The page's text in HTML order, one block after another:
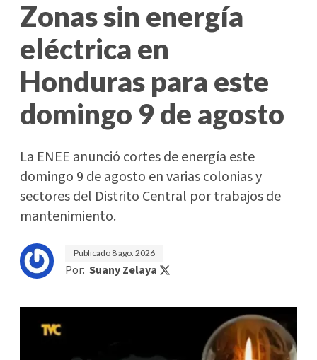
Zonas sin energía
eléctrica en
Honduras para este
domingo 9 de agosto
La ENEE anunció cortes de energía este
domingo 9 de agosto en varias colonias y
sectores del Distrito Central por trabajos de
mantenimiento.
Publicado 8 ago. 2026
Por: Suany Zelaya